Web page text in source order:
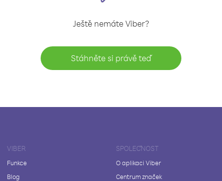
Ještě nemáte Viber?
Stáhněte si právě teď
VIBER
Funkce
Blog
SPOLEČNOST
O aplikaci Viber
Centrum značek